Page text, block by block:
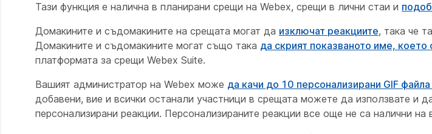
Тази функция е налична в планирани срещи на Webex, срещи в лични стаи и
Домакините и съдомакините на срещата могат да изключат реакциите, така че
Домакините и съдомакините могат също така да скрият показваното име, което
платформата за срещи Webex Suite.
Вашият администратор на Webex може да качи до 10 персонализирани GIF
добавени, вие и всички останали участници в срещата можете да използвате и
персонализирани реакции. Персонализираните реакции все още не са налични на